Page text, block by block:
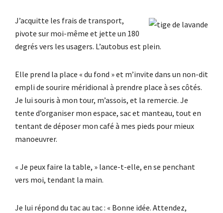
J’acquitte les frais de transport,
pivote sur moi-même et jette un 180
degrés vers les usagers. L’autobus est plein.
Elle prend la place « du fond » et m’invite dans un non-dit
empli de sourire méridional à prendre place à ses côtés.
Je lui souris à mon tour, m’assois, et la remercie. Je
tente d’organiser mon espace, sac et manteau, tout en
tentant de déposer mon café à mes pieds pour mieux
manoeuvrer.
« Je peux faire la table, » lance-t-elle, en se penchant
vers moi, tendant la main.
Je lui répond du tac au tac : « Bonne idée. Attendez,